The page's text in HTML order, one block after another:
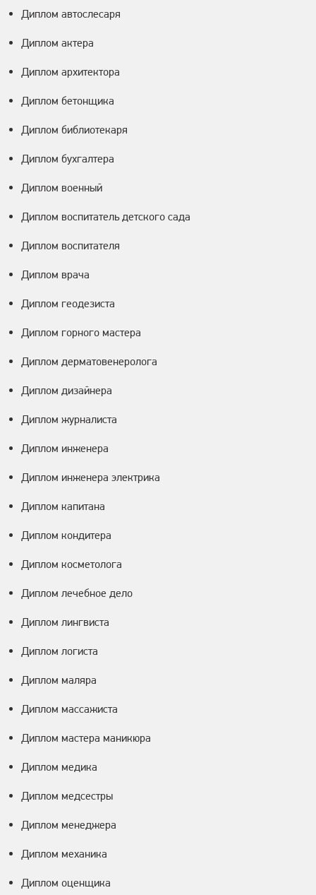
Диплом автослесаря
Диплом актера
Диплом архитектора
Диплом бетонщика
Диплом библиотекаря
Диплом бухгалтера
Диплом военный
Диплом воспитатель детского сада
Диплом воспитателя
Диплом врача
Диплом геодезиста
Диплом горного мастера
Диплом дерматовенеролога
Диплом дизайнера
Диплом журналиста
Диплом инженера
Диплом инженера электрика
Диплом капитана
Диплом кондитера
Диплом косметолога
Диплом лечебное дело
Диплом лингвиста
Диплом логиста
Диплом маляра
Диплом массажиста
Диплом мастера маникюра
Диплом медика
Диплом медсестры
Диплом менеджера
Диплом механика
Диплом оценщика